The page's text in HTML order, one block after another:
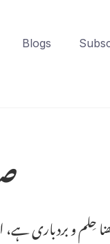
Blogs
حِلم و